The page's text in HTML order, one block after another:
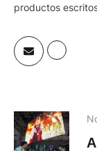
productos